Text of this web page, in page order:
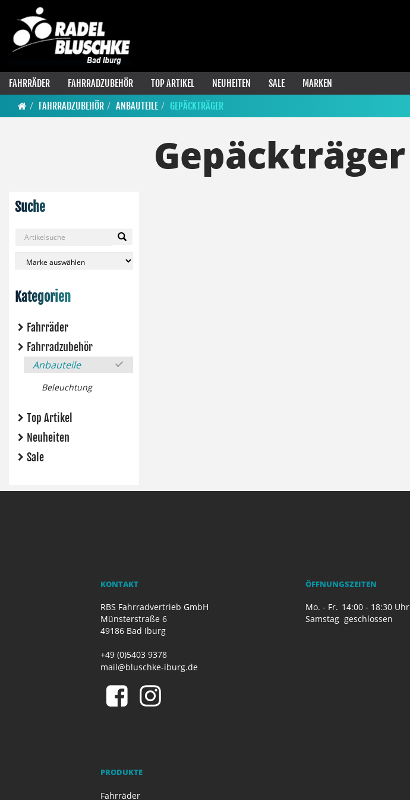
FAHRRÄDER FAHRRADZUBEHÖR TOP ARTIKEL NEUHEITEN SALE
MARKEN
FAHRRADZUBEHÖR
ANBAUTEILE GEPÄCKTRÄGER
Suche
Kategorien
Fahrräder
Fahrradzubehör
Anbauteile
Beleuchtung
Top Artikel
Neuheiten
Sale
Gepäckträger
KONTAKT
RBS Fahrradvertrieb GmbH
Münsterstraße 6
49186 Bad Iburg
+49 (0)5403 9378
mail@bluschke-iburg.de
ÖFFNUNGSZEITEN
Mo. - Fr. 14:00 - 18:30 Uhr
Samstag geschlossen
PRODUKTE
Fahrräder